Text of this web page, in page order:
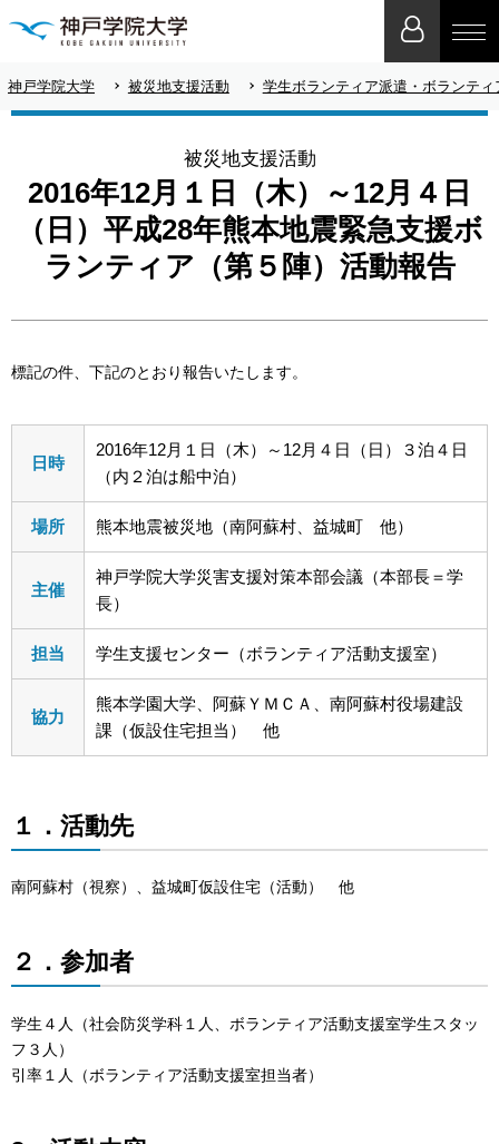
神戸学院大学 被災地支援活動 学生ボランティア派遣・ボランテ
被災地支援活動
2016年12月１日（木）～12月４日
（日）平成28年熊本地震緊急支援ボ
ランティア（第５陣）活動報告
標記の件、下記のとおり報告いたします。
日時
2016年12月１日（木）～12月４日（日）３泊４日
（内２泊は船中泊）
場所 熊本地震被災地（南阿蘇村、益城町 他）
主催
神戸学院大学災害支援対策本部会議（本部長＝学
長）
担当 学生支援センター（ボランティア活動支援室）
協力
熊本学園大学、阿蘇ＹＭＣＡ、南阿蘇村役場建設
課（仮設住宅担当） 他
１．活動先
南阿蘇村（視察）、益城町仮設住宅（活動） 他
２．参加者
学生４人（社会防災学科１人、ボランティア活動支援室学生スタッ
フ３人）
引率１人（ボランティア活動支援室担当者）